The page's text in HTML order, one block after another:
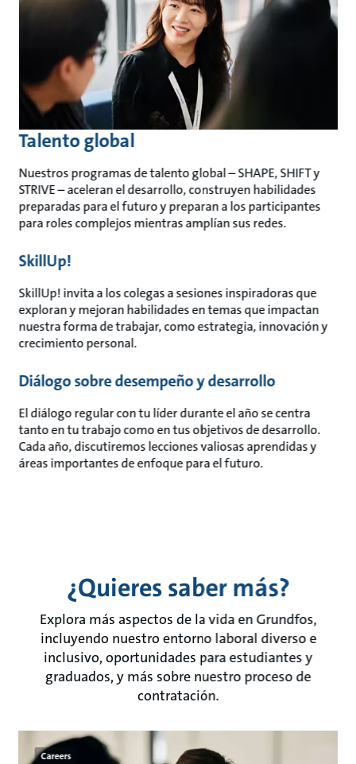
Talento global
Nuestros programas de talento global – SHAPE, SHIFT y
STRIVE – aceleran el desarrollo, construyen habilidades
preparadas para el futuro y preparan a los participantes
para roles complejos mientras amplían sus redes.
SkillUp!
SkillUp! invita a los colegas a sesiones inspiradoras que
exploran y mejoran habilidades en temas que impactan
nuestra forma de trabajar, como estrategia, innovación y
crecimiento personal.
Diálogo sobre desempeño y desarrollo
El diálogo regular con tu líder durante el año se centra
tanto en tu trabajo como en tus objetivos de desarrollo.
Cada año, discutiremos lecciones valiosas aprendidas y
áreas importantes de enfoque para el futuro.
¿Quieres saber más?
Explora más aspectos de la vida en Grundfos,
incluyendo nuestro entorno laboral diverso e
inclusivo, oportunidades para estudiantes y
graduados, y más sobre nuestro proceso de
contratación.
Careers